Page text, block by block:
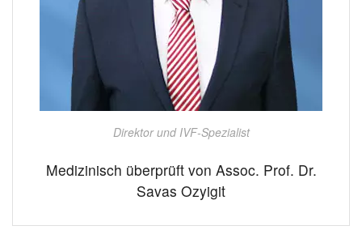
Direktor und IVF-Spezialist
Medizinisch überprüft von Assoc. Prof. Dr.
Savas Ozyigit